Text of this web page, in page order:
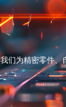
我们为精密零件、